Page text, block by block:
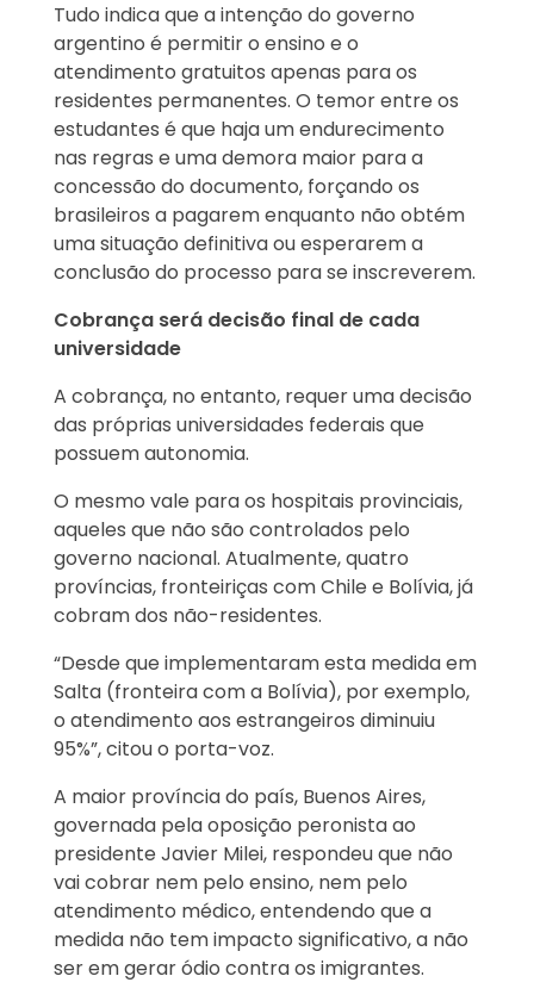
Tudo indica que a intenção do governo
argentino é permitir o ensino e o
atendimento gratuitos apenas para os
residentes permanentes. O temor entre os
estudantes é que haja um endurecimento
nas regras e uma demora maior para a
concessão do documento, forçando os
brasileiros a pagarem enquanto não obtém
uma situação definitiva ou esperarem a
conclusão do processo para se inscreverem.
Cobrança será decisão final de cada
universidade
A cobrança, no entanto, requer uma decisão
das próprias universidades federais que
possuem autonomia.
O mesmo vale para os hospitais provinciais,
aqueles que não são controlados pelo
governo nacional. Atualmente, quatro
províncias, fronteiriças com Chile e Bolívia, já
cobram dos não-residentes.
“Desde que implementaram esta medida em
Salta (fronteira com a Bolívia), por exemplo,
o atendimento aos estrangeiros diminuiu
95%”, citou o porta-voz.
A maior província do país, Buenos Aires,
governada pela oposição peronista ao
presidente Javier Milei, respondeu que não
vai cobrar nem pelo ensino, nem pelo
atendimento médico, entendendo que a
medida não tem impacto significativo, a não
ser em gerar ódio contra os imigrantes.